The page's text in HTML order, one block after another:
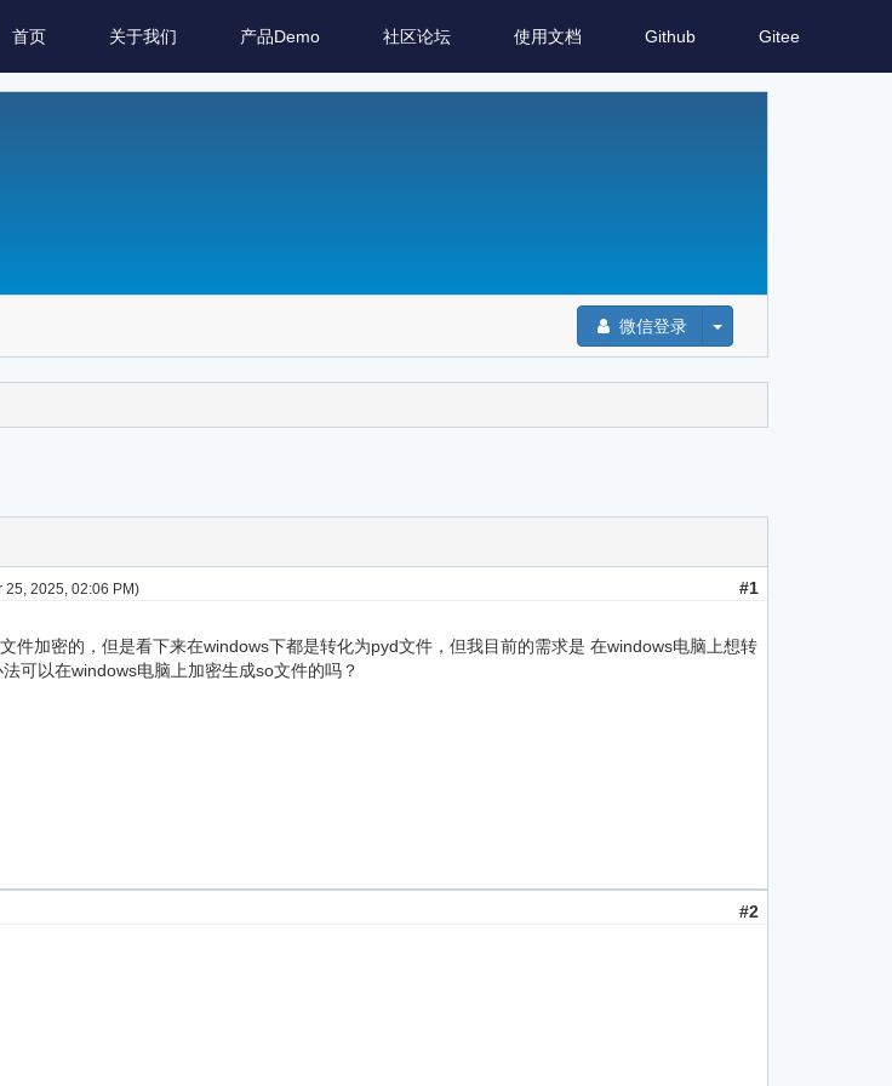
首页 关于我们 产品Demo 社区论坛 使用文档 Github Gitee
微信登录
25, 2025, 02:06 PM)
#1
件加密的，但是看下来在windows下都是转化为pyd文件，但我目前的需求是 在windows电脑上想转
可以在windows电脑上加密生成so文件的吗？
#2